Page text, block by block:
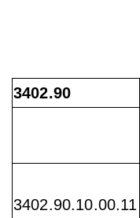
3402.90
3402.90.10.00.11